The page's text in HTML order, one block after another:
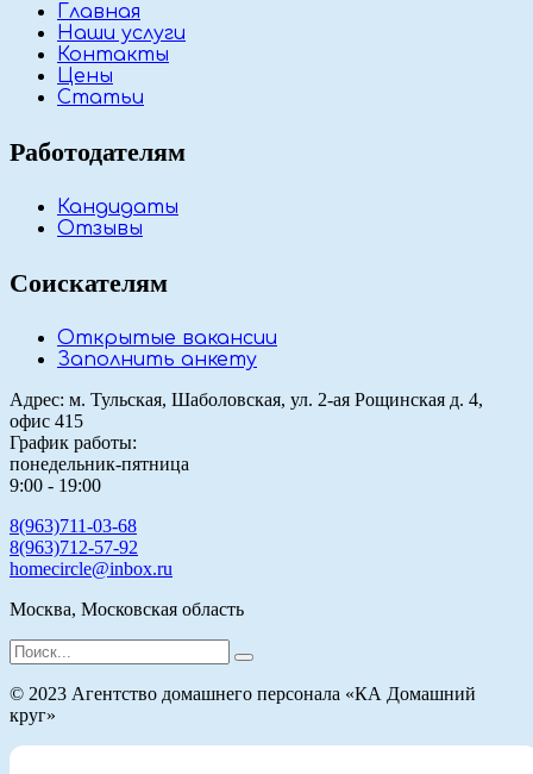
Главная
Наши услуги
Контакты
Цены
Статьи
Работодателям
Кандидаты
Отзывы
Соискателям
Открытые вакансии
Заполнить анкету
Адрес: м. Тульская, Шаболовская, ул. 2-ая Рощинская д. 4,
офис 415
График работы:
понедельник-пятница
9:00 - 19:00
8(963)711-03-68
8(963)712-57-92
homecircle@inbox.ru
Москва, Московская область
Search
for:
© 2023 Агентство домашнего персонала «КА Домашний
круг»